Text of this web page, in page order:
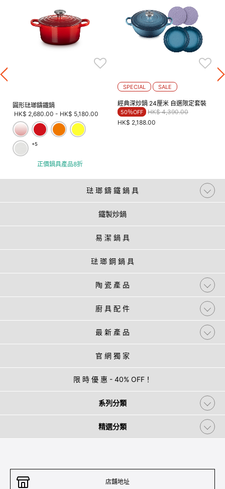
圓形琺瑯鑄鐵鍋
HK$ 2,680.00 - HK$ 5,180.00
+5
正價鍋具產品8折
SPECIAL SALE
經典深炒鍋 24厘米 自選限定套裝
50％OFF Price reduced from
HK$ 4,390.00to
HK$ 2,188.00
琺 瑯 鑄 鐵 鍋 具
鐵製炒鍋
易 潔 鍋 具
琺 瑯 鋼 鍋 具
陶 瓷 產 品
廚 具 配 件
最 新 產 品
官 網 獨 家
限 時 優 惠 - 40% OFF！
系列分類
精選分類
店舖地址